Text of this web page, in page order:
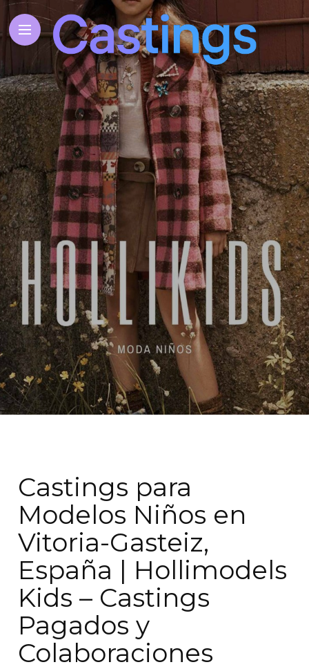
Castings para
Modelos Niños en
Vitoria-Gasteiz,
España | Hollimodels
Kids – Castings
Pagados y
Colaboraciones